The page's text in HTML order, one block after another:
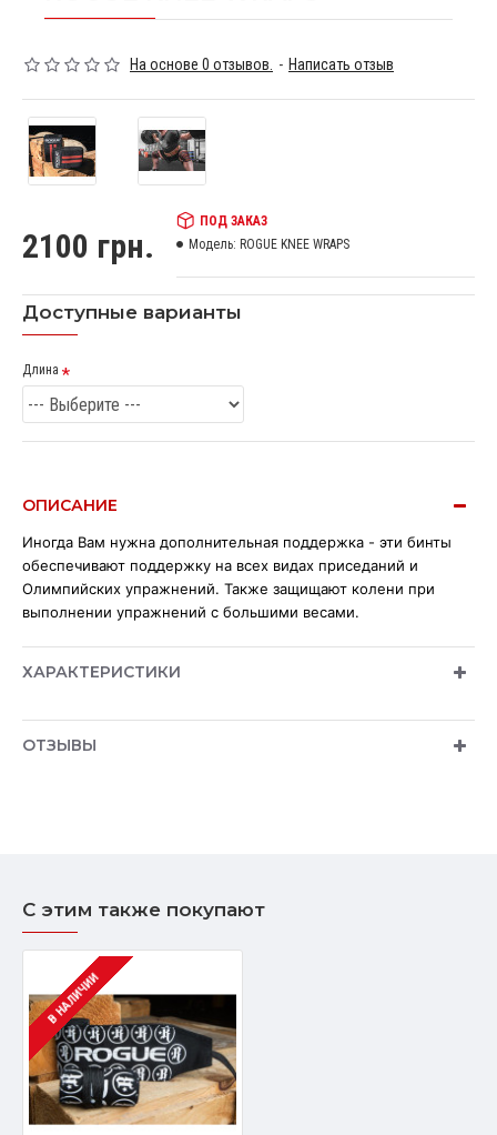
На основе 0 отзывов. - Написать отзыв
2100 грн.
ПОД ЗАКАЗ
Модель: ROGUE KNEE WRAPS
Доступные варианты
Длина
ОПИСАНИЕ
Иногда Вам нужна дополнительная поддержка - эти бинты
обеспечивают поддержку на всех видах приседаний и
Олимпийских упражнений. Также защищают колени при
выполнении упражнений с большими весами.
ХАРАКТЕРИСТИКИ
ОТЗЫВЫ
С этим также покупают
В НАЛИЧИИ